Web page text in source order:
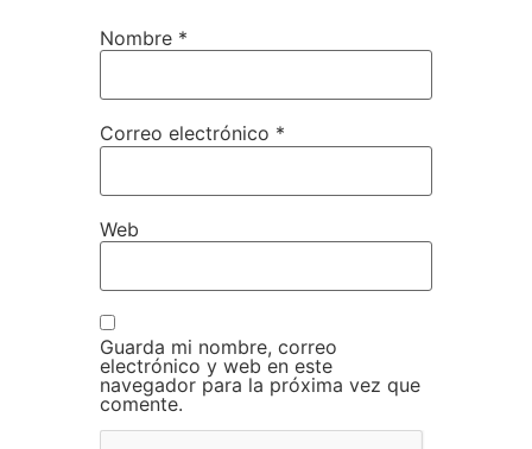
Nombre *
Correo electrónico *
Web
Guarda mi nombre, correo
electrónico y web en este
navegador para la próxima vez que
comente.